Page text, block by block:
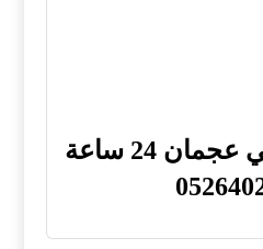
شركة تنظيف في عجمان 24 ساعة